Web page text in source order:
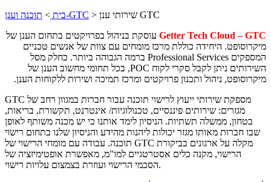
בית > תוכנה וענן-GTC >
שירותי ענן GTC
Getter Tech Cloud – GTC עוסקת בניהול בפרויקטים בתחום הענן של
מיקרוסופט. היחידה כוללת מרכז מומחים עם צוות של אנשים טכניים
המספקים Professional Services ברמה הגבוהה ביותר. כחלק מסל
השירותים ניתן לקבל סקרי לקוח POC, בכל תחומי מחשוב הענן של
מיקרוסופט, ניהול ותכנון פרויקטים ומרכז תמיכה ושירות ללקוחות הענן.
GTC מספקת שירותי ייעוץ לרישוי תוכנה עבור חברות במגוון רחב של
מגזרים: שירותים פיננסיים, טכנולוגיות/ אינטרנט, תקשורת, בריאות,
בטחון, ממשלה תשתיות. הניסיון לימד אותנו כי יש מכנה משותף לאופן
שבו חברות מאותו מגזר יכולות ליהנות מהידע והניסיון שלנו בתחום רישוי
תוכנה. עבודה עם מומחי הרישוי של GTC מקלה על ארגונים בביקורת
הרישוי, מקנה כלים אסטרטגיים למו"מ, מאפשרת אופטימיזציה של
הסכמי הרישוי ועוזרת בצמצום עלויות רישוי.